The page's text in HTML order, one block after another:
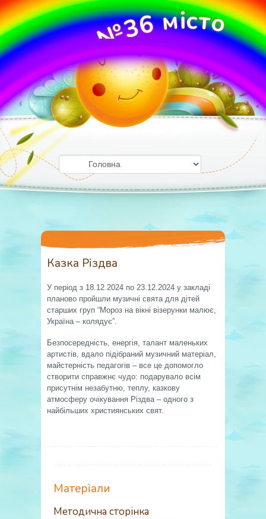
З
ДО№36місто
Ужго
р
о
д
Казка Різдва
У період з 18.12.2024 по 23.12.2024 у закладі
планово пройшли музичні свята для дітей
старших груп “Мороз на вікні візерунки малює,
Україна – колядує”.
Безпосередність, енергія, талант маленьких
артистів, вдало підібраний музичний матеріал,
майстерність педагогів – все це допомогло
створити справжнє чудо: подарувало всім
присутнім незабутню, теплу, казкову
атмосферу очікування Різдва – одного з
найбільших християнських свят.
Матеріали
Методична сторінка